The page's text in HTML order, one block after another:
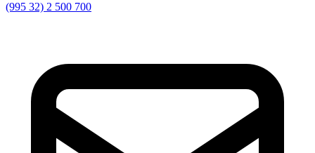
(995 32) 2 500 700